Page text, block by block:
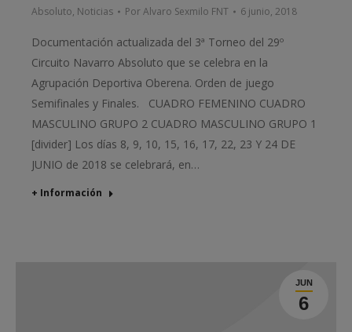
Absoluto, Noticias PorAlvaro Sexmilo FNT 6 junio, 2018
Documentación actualizada del 3ª Torneo del 29º
Circuito Navarro Absoluto que se celebra en la
Agrupación Deportiva Oberena. Orden de juego
Semifinales y Finales. CUADRO FEMENINO CUADRO
MASCULINO GRUPO 2 CUADRO MASCULINO GRUPO 1
[divider] Los días 8, 9, 10, 15, 16, 17, 22, 23 Y 24 DE
JUNIO de 2018 se celebrará, en…
+ Información
JUN
6